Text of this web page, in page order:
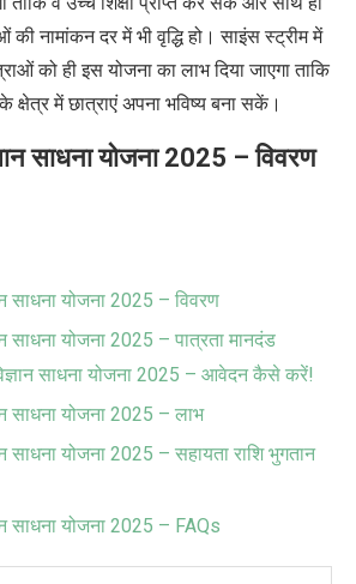
की नामांकन दर में भी वृद्धि हो। साइंस स्ट्रीम में
को ही इस योजना का लाभ दिया जाएगा ताकि
के क्षेत्र में छात्राएं अपना भविष्य बना सकें।
साधना योजना 2025 – विवरण
साधना योजना 2025 – विवरण
साधना योजना 2025 – पात्रता मानदंड
साधना योजना 2025 – आवेदन कैसे करें!
साधना योजना 2025 – लाभ
साधना योजना 2025 – सहायता राशि भुगतान
साधना योजना 2025 – FAQs